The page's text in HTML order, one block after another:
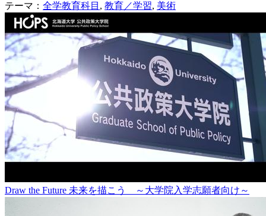
テーマ： 全学教育科目 , 教育／学習, 美術
Draw the Future 未来を描こう ～大学院入学志願者向け～